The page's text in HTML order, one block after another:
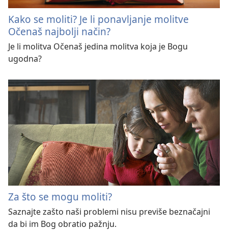
Kako se moliti? Je li ponavljanje molitve
Očenaš najbolji način?
Je li molitva Očenaš jedina molitva koja je Bogu
ugodna?
Za što se mogu moliti?
Saznajte zašto naši problemi nisu previše beznačajni
da bi im Bog obratio pažnju.